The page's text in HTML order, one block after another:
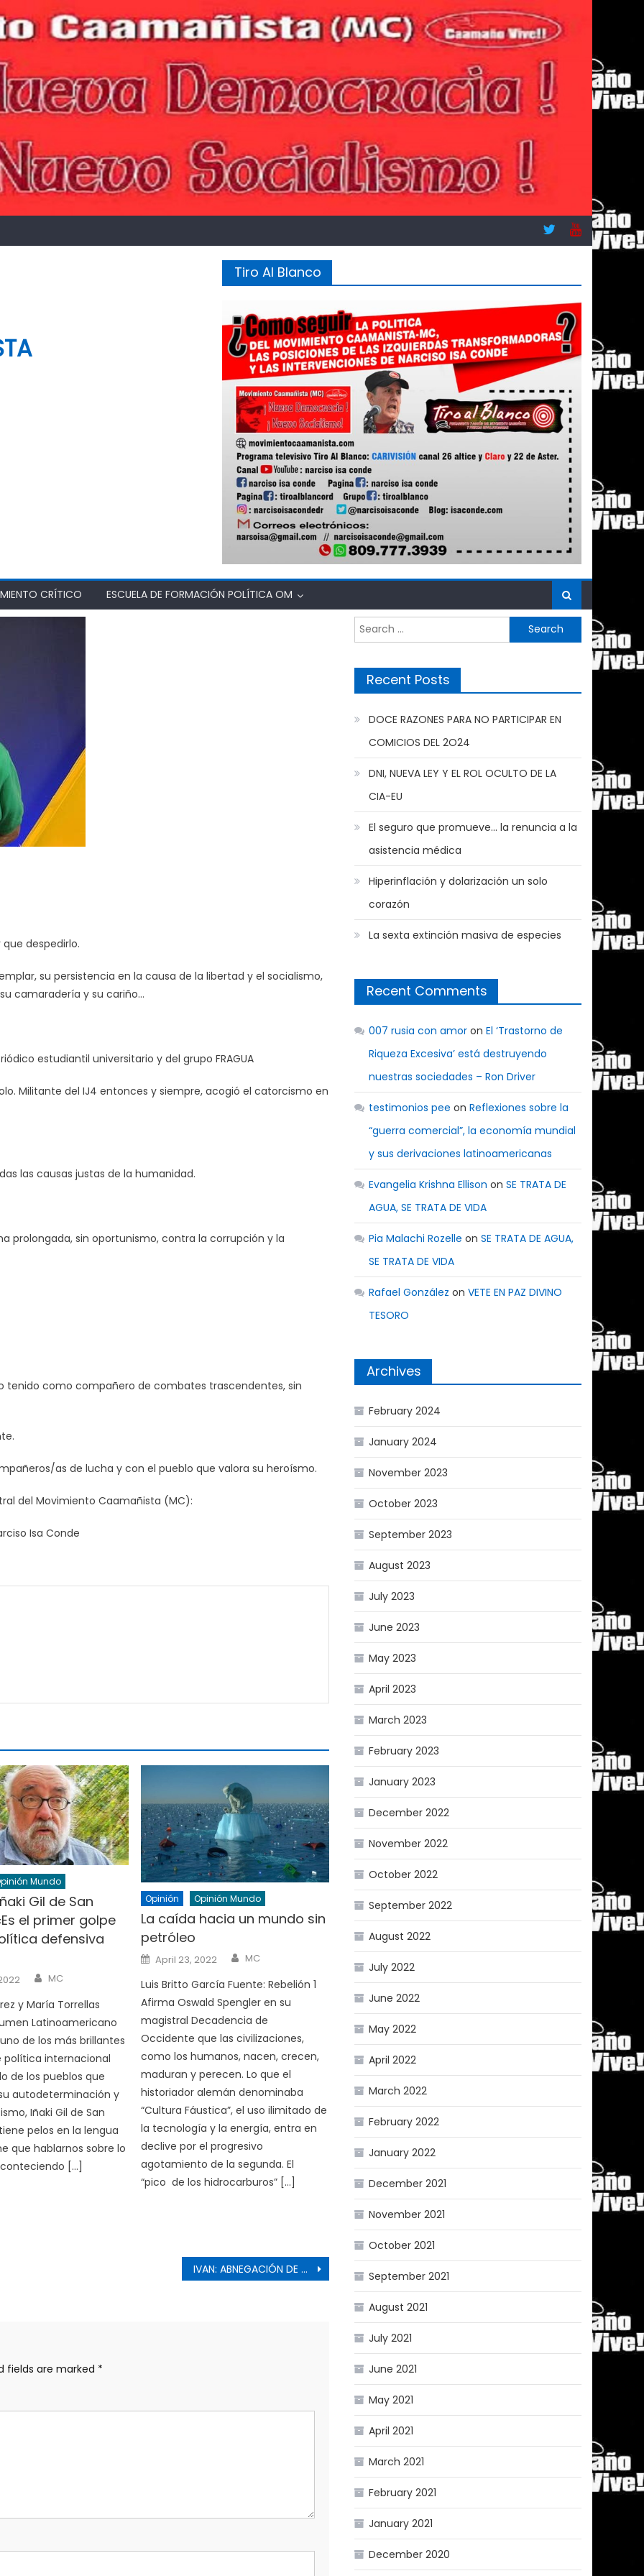
Tiro Al Blanco
CRÍTICO ESCUELA DE FORMACIÓN POLÍTICA OM
despedirlo.
su persistencia en la causa de la libertad y el socialismo,
camaradería y su cariño…
estudiantil universitario y del grupo FRAGUA
Militante del IJ4 entonces y siempre, acogió el catorcismo en
las causas justas de la humanidad.
prolongada, sin oportunismo, contra la corrupción y la
tenido como compañero de combates trascendentes, sin
as de lucha y con el pueblo que valora su heroísmo.
del Movimiento Caamañista (MC):
Isa Conde
Mundo
Gil de San
el primer golpe
defensiva
Author
MC
y María Torrellas
Latinoamericano
de los más brillantes
política internacional
de los pueblos que
autodeterminación y
Iñaki Gil de San
pelos en la lengua
que hablarnos sobre lo
[…]
Opinión Opinión Mundo
La caída hacia un mundo sin
petróleo
Posted
on
April 23, 2022 Author
MC
Luis Britto García Fuente: Rebelión 1
Afirma Oswald Spengler en su
magistral Decadencia de
Occidente que las civilizaciones,
como los humanos, nacen, crecen,
maduran y perecen. Lo que el
historiador alemán denominaba
“Cultura Fáustica”, el uso ilimitado de
la tecnología y la energía, entra en
declive por el progresivo
agotamiento de la segunda. El
“pico de los hidrocarburos” […]
IVAN: ABNEGACIÓN DE ACERO
fields are marked *
Search
for:
Recent Posts
DOCE RAZONES PARA NO PARTICIPAR EN
COMICIOS DEL 2O24
DNI, NUEVA LEY Y EL ROL OCULTO DE LA
CIA-EU
El seguro que promueve… la renuncia a la
asistencia médica
Hiperinflación y dolarización un solo
corazón
La sexta extinción masiva de especies
Recent Comments
007 rusia con amor onEl ‘Trastorno de
Riqueza Excesiva’ está destruyendo
nuestras sociedades – Ron Driver
testimonios pee onReflexiones sobre la
“guerra comercial”, la economía mundial
y sus derivaciones latinoamericanas
Evangelia Krishna Ellison onSE TRATA DE
AGUA, SE TRATA DE VIDA
Pia Malachi Rozelle onSE TRATA DE AGUA,
SE TRATA DE VIDA
Rafael González onVETE EN PAZ DIVINO
TESORO
Archives
February 2024
January 2024
November 2023
October 2023
September 2023
August 2023
July 2023
June 2023
May 2023
April 2023
March 2023
February 2023
January 2023
December 2022
November 2022
October 2022
September 2022
August 2022
July 2022
June 2022
May 2022
April 2022
March 2022
February 2022
January 2022
December 2021
November 2021
October 2021
September 2021
August 2021
July 2021
June 2021
May 2021
April 2021
March 2021
February 2021
January 2021
December 2020